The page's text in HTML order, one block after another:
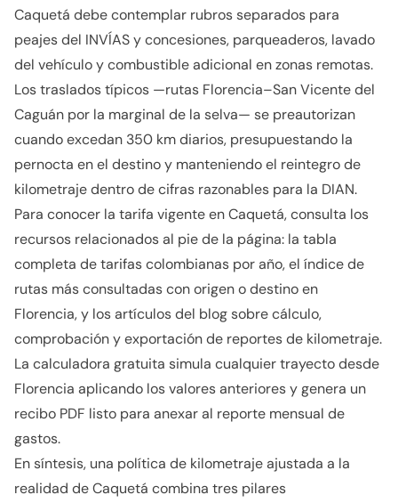
Caquetá debe contemplar rubros separados para
peajes del INVÍAS y concesiones, parqueaderos, lavado
del vehículo y combustible adicional en zonas remotas.
Los traslados típicos —rutas Florencia–San Vicente del
Caguán por la marginal de la selva— se preautorizan
cuando excedan 350 km diarios, presupuestando la
pernocta en el destino y manteniendo el reintegro de
kilometraje dentro de cifras razonables para la DIAN.
Para conocer la tarifa vigente en Caquetá, consulta los
recursos relacionados al pie de la página: la tabla
completa de tarifas colombianas por año, el índice de
rutas más consultadas con origen o destino en
Florencia, y los artículos del blog sobre cálculo,
comprobación y exportación de reportes de kilometraje.
La calculadora gratuita simula cualquier trayecto desde
Florencia aplicando los valores anteriores y genera un
recibo PDF listo para anexar al reporte mensual de
gastos.
En síntesis, una política de kilometraje ajustada a la
realidad de Caquetá combina tres pilares